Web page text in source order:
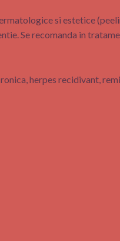
si estetice
Se recomanda in
herpes recidivant,